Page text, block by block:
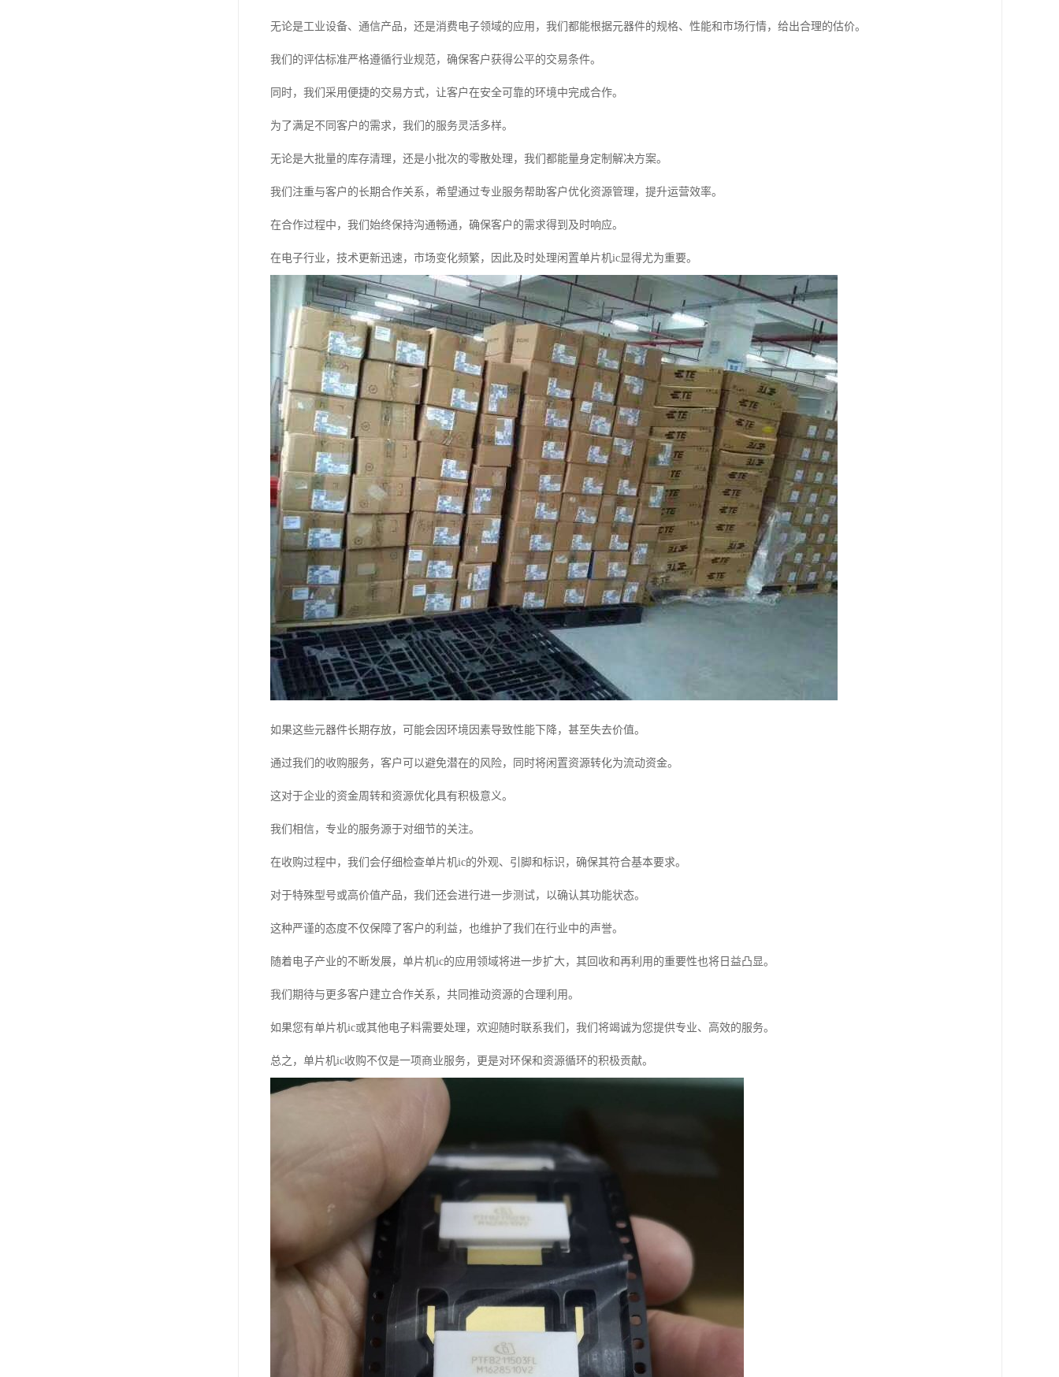
无论是工业设备、通信产品，还是消费电子领域的应用，我们都能根据元器件的规格、性能和市场行情，给出合理的估价。
我们的评估标准严格遵循行业规范，确保客户获得公平的交易条件。
同时，我们采用便捷的交易方式，让客户在安全可靠的环境中完成合作。
为了满足不同客户的需求，我们的服务灵活多样。
无论是大批量的库存清理，还是小批次的零散处理，我们都能量身定制解决方案。
我们注重与客户的长期合作关系，希望通过专业服务帮助客户优化资源管理，提升运营效率。
在合作过程中，我们始终保持沟通畅通，确保客户的需求得到及时响应。
在电子行业，技术更新迅速，市场变化频繁，因此及时处理闲置单片机ic显得尤为重要。
如果这些元器件长期存放，可能会因环境因素导致性能下降，甚至失去价值。
通过我们的收购服务，客户可以避免潜在的风险，同时将闲置资源转化为流动资金。
这对于企业的资金周转和资源优化具有积极意义。
我们相信，专业的服务源于对细节的关注。
在收购过程中，我们会仔细检查单片机ic的外观、引脚和标识，确保其符合基本要求。
对于特殊型号或高价值产品，我们还会进行进一步测试，以确认其功能状态。
这种严谨的态度不仅保障了客户的利益，也维护了我们在行业中的声誉。
随着电子产业的不断发展，单片机ic的应用领域将进一步扩大，其回收和再利用的重要性也将日益凸显。
我们期待与更多客户建立合作关系，共同推动资源的合理利用。
如果您有单片机ic或其他电子料需要处理，欢迎随时联系我们，我们将竭诚为您提供专业、高效的服务。
总之，单片机ic收购不仅是一项商业服务，更是对环保和资源循环的积极贡献。